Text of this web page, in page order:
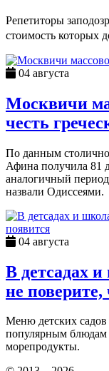
Репетиторы
стоимость которых
04 августа
Москвичи
честь
По данным
Афина получила 81
аналогичный
назвали Одиссеями.
04 августа
В детсадах
не
Меню детских садов
популярным блюдам
морепродукты.